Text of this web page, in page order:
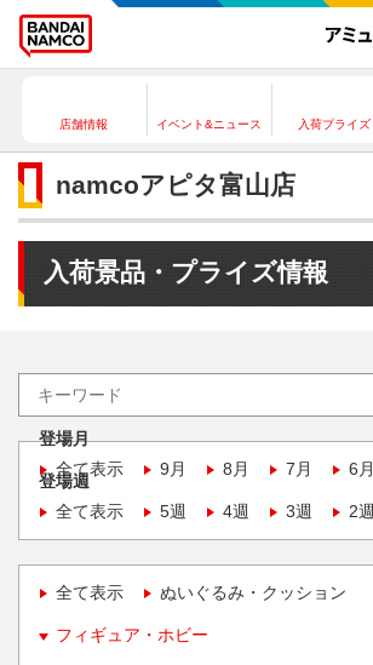
店舗情報 イベント&ニュース 入荷プライズ
namcoアピタ富山店
入荷景品・プライズ情報
登場月
全て表示
9月 8月 7月 6月
登場週
全て表示
5週 4週 3週 2週
全て表示 ぬいぐるみ・クッション
フィギュア・ホビー